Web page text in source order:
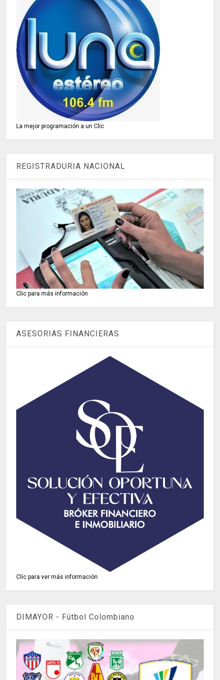
La mejor programación a un Clic
REGISTRADURIA NACIONAL
Clic para más información
ASESORIAS FINANCIERAS
Clic para ver más información
DIMAYOR - Fútbol Colombiano